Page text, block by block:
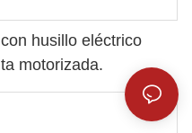
husillo eléctrico
motorizada.